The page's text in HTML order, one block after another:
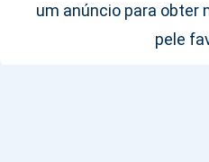
um anúncio para obter
pele